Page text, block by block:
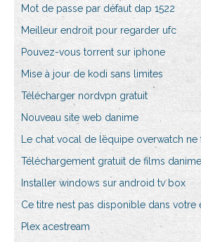
Mot de passe par défaut dap 1522
Meilleur endroit pour regarder ufc
Pouvez-vous torrent sur iphone
Mise à jour de kodi sans limites
Télécharger nordvpn gratuit
Nouveau site web danime
Le chat vocal de léquipe overwatch
Téléchargement gratuit de films danime
Installer windows sur android tv box
Ce titre nest pas disponible dans votre
Plex acestream